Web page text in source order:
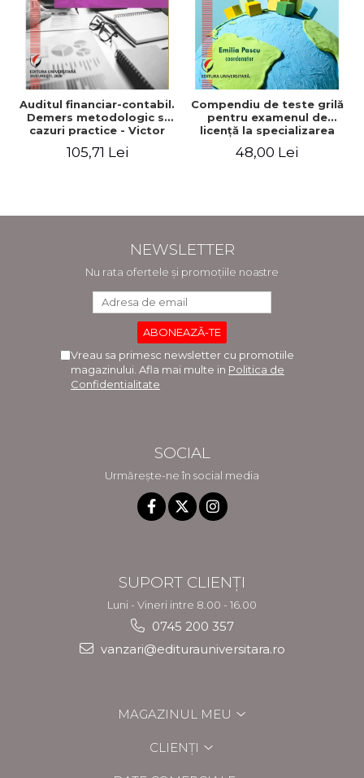
Auditul financiar-contabil.
Demers metodologic si
cazuri practice - Victor
Munteanu - Coordonator
105,71 Lei
Compendiu de teste grilă
pentru examenul de
licenţă la specializarea
"Economia comerţului,
turismului şi serviciilor"
48,00 Lei
NEWSLETTER
Nu rata ofertele și promoțiile noastre
Vreau sa primesc newsletter cu promotiile
magazinului. Afla mai multe in Politica de
Confidentialitate
SOCIAL
Urmărește-ne în social media
SUPORT CLIENȚI
Luni - Vineri intre 8.00 - 16.00
0745 200 357
vanzari@editurauniversitara.ro
MAGAZINUL MEU
CLIENȚI